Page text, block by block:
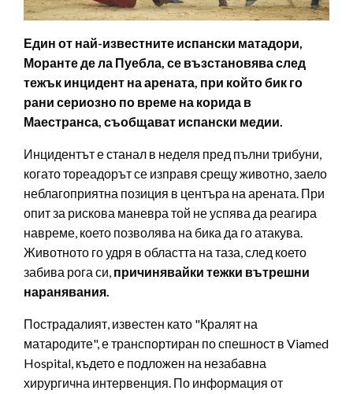
Един от най-известните испански матадори,
Моранте де ла Пуебла, се възстановява след
тежък инцидент на арената, при който бик го
рани сериозно по време на корида в
Маестранса, съобщават испански медии.
Инцидентът е станал в неделя пред пълни трибуни,
когато тореадорът се изправя срещу животно, заело
неблагоприятна позиция в центъра на арената. При
опит за рискова маневра той не успява да реагира
навреме, което позволява на бика да го атакува.
Животното го удря в областта на таза, след което
забива рога си, причинявайки тежки вътрешни
наранявания.
Пострадалият, известен като "Кралят на
матародите", е транспортиран по спешност в Viamed
Hospital, където е подложен на незабавна
хирургична интервенция. По информация от